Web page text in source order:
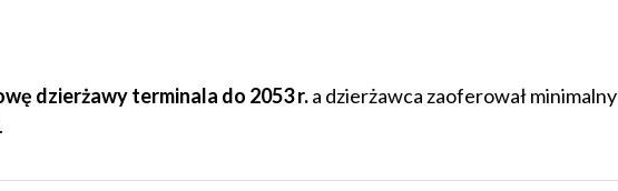
dzierżawy terminala do 2053 r.a dzierżawca zaoferował minimalny